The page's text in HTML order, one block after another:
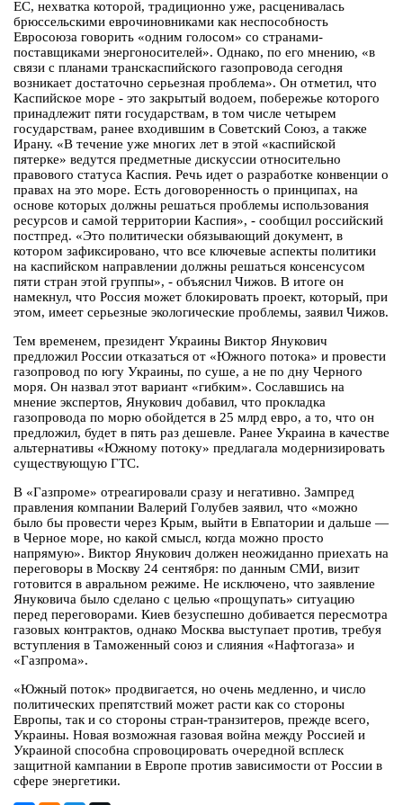
ЕС, нехватка которой, традиционно уже, расценивалась
брюссельскими еврочиновниками как неспособность
Евросоюза говорить «одним голосом» со странами-
поставщиками энергоносителей». Однако, по его мнению, «в
связи с планами транскаспийского газопровода сегодня
возникает достаточно серьезная проблема». Он отметил, что
Каспийское море - это закрытый водоем, побережье которого
принадлежит пяти государствам, в том числе четырем
государствам, ранее входившим в Советский Союз, а также
Ирану. «В течение уже многих лет в этой «каспийской
пятерке» ведутся предметные дискуссии относительно
правового статуса Каспия. Речь идет о разработке конвенции о
правах на это море. Есть договоренность о принципах, на
основе которых должны решаться проблемы использования
ресурсов и самой территории Каспия», - сообщил российский
постпред. «Это политически обязывающий документ, в
котором зафиксировано, что все ключевые аспекты политики
на каспийском направлении должны решаться консенсусом
пяти стран этой группы», - объяснил Чижов. В итоге он
намекнул, что Россия может блокировать проект, который, при
этом, имеет серьезные экологические проблемы, заявил Чижов.
Тем временем, президент Украины Виктор Янукович
предложил России отказаться от «Южного потока» и провести
газопровод по югу Украины, по суше, а не по дну Черного
моря. Он назвал этот вариант «гибким». Сославшись на
мнение экспертов, Янукович добавил, что прокладка
газопровода по морю обойдется в 25 млрд евро, а то, что он
предложил, будет в пять раз дешевле. Ранее Украина в качестве
альтернативы «Южному потоку» предлагала модернизировать
существующую ГТС.
В «Газпроме» отреагировали сразу и негативно. Зампред
правления компании Валерий Голубев заявил, что «можно
было бы провести через Крым, выйти в Евпатории и дальше —
в Черное море, но какой смысл, когда можно просто
напрямую». Виктор Янукович должен неожиданно приехать на
переговоры в Москву 24 сентября: по данным СМИ, визит
готовится в авральном режиме. Не исключено, что заявление
Януковича было сделано с целью «прощупать» ситуацию
перед переговорами. Киев безуспешно добивается пересмотра
газовых контрактов, однако Москва выступает против, требуя
вступления в Таможенный союз и слияния «Нафтогаза» и
«Газпрома».
«Южный поток» продвигается, но очень медленно, и число
политических препятствий может расти как со стороны
Европы, так и со стороны стран-транзитеров, прежде всего,
Украины. Новая возможная газовая война между Россией и
Украиной способна спровоцировать очередной всплеск
защитной кампании в Европе против зависимости от России в
сфере энергетики.